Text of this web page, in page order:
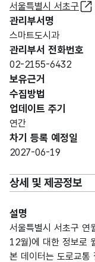
서울특별시 서초구
관리부서명
스마트도시과
관리부서 전화번호
02-2155-6432
보유근거
수집방법
업데이트 주기
연간
차기 등록 예정일
2027-06-19
상세 및 제공정보
설명
서울특별시 서초구
12월)에 대한 정보로
본 데이터는 도로교통